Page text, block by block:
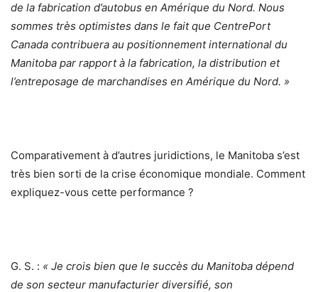
de la fabrication d’autobus en Amérique du Nord. Nous
sommes très optimistes dans le fait que CentrePort
Canada contribuera au positionnement international du
Manitoba par rapport à la fabrication, la distribution et
l’entreposage de marchandises en Amérique du Nord. »
Comparativement à d’autres juridictions, le Manitoba s’est
très bien sorti de la crise économique mondiale. Comment
expliquez-vous cette performance ?
G. S. : « Je crois bien que le succès du Manitoba dépend
de son secteur manufacturier diversifié, son